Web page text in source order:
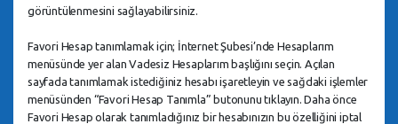
görüntülenmesini sağlayabilirsiniz.
Favori Hesap tanımlamak için; İnternet Şubesi’nde Hesaplarım
menüsünde yer alan Vadesiz Hesaplarım başlığını seçin. Açılan
sayfada tanımlamak istediğiniz hesabı işaretleyin ve sağdaki işlemler
menüsünden “Favori Hesap Tanımla” butonunu tıklayın. Daha önce
Favori Hesap olarak tanımladığınız bir hesabınızın bu özelliğini iptal